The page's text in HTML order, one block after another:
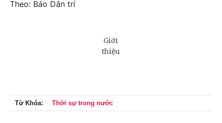
Theo: Báo Dân trí
Từ Khóa: Thời sự trong nước